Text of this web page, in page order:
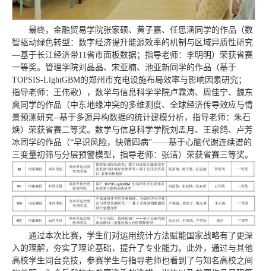
最终，金融贸易学院张家硕、黄子嘉、任思涵同学的作品（数
智驱动绿色转型：数字经济提升能源效率的机制与区域异质性研究
—基于长江经济带11省市面板数据；指导老师：李明明）荣获省赛
一等奖。管理学院刘晶晶、宋亚楠、池亚新同学的作品（基于
TOPSIS-LightGBM的郑州市充电设施布局效率与影响因素研究；
指导老师：王伟歌），数学与信息科学学院卢霖涛、周佳宁、魏东
爽同学的作品（中东地缘冲突的多维测度、全球经济传导效应与情
景预测研究--基于多源异构数据的统计建模分析，指导老师：朱石
焕）荣获省赛二等奖。数学与信息科学学院刘孟月、王泉鸽、卢芳
冰同学的作品（“早识风险，快筛四病”——基于心脑代谢连续谱的
三变量初筛与分层预警模型，指导老师：张洁）荣获省赛三等奖。
通过本次比赛，学生们对运用统计方法赋能国家战略有了更深
入的理解，夯实了理论基础，提升了专业能力。此外，通过与其他
高校学生同台竞技，参赛学生与指导老师也看到了与知名高校之间